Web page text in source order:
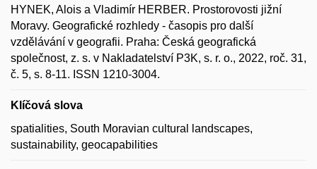
HYNEK, Alois a Vladimír HERBER. Prostorovosti jižní
Moravy. Geografické rozhledy - časopis pro další
vzdělávání v geografii. Praha: Česká geografická
společnost, z. s. v Nakladatelství P3K, s. r. o., 2022, roč. 31,
č. 5, s. 8-11. ISSN 1210-3004.
Klíčová slova
spatialities, South Moravian cultural landscapes,
sustainability, geocapabilities